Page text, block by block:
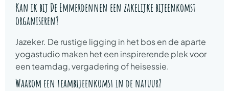
Kan ik bij De Emmerdennen een zakelijke bijeenkomst
organiseren?
Jazeker. De rustige ligging in het bos en de aparte
yogastudio maken het een inspirerende plek voor
een teamdag, vergadering of heisessie.
Waarom een teambijeenkomst in de natuur?